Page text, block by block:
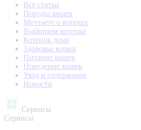
Все статьи
Породы кошек
Мечтаете о котенке
Выбираем котенка
Котенок дома
Здоровье кошек
Питание кошек
Поведение кошек
Уход и содержание
Новости
Сервисы
Сервисы